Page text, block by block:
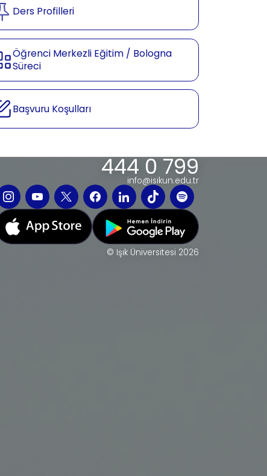
Ders Profilleri
Öğrenci Merkezli Eğitim / Bologna
Süreci
Başvuru Koşulları
444 0 799
info@isikun.edu.tr
© Işık Üniversitesi 2026